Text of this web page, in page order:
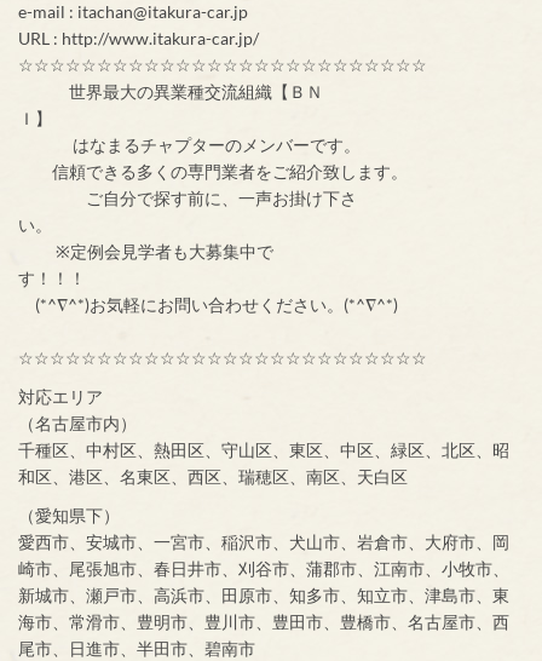
e-mail : itachan@itakura-car.jp
URL : http://www.itakura-car.jp/
☆☆☆☆☆☆☆☆☆☆☆☆☆☆☆☆☆☆☆☆☆☆☆☆☆☆
世界最大の異業種交流組織【ＢＮ
Ｉ】
はなまるチャプターのメンバーです。
信頼できる多くの専門業者をご紹介致します。
ご自分で探す前に、一声お掛け下さ
い。
※定例会見学者も大募集中で
す！！！
(*^∇^*)お気軽にお問い合わせください。(*^∇^*)
☆☆☆☆☆☆☆☆☆☆☆☆☆☆☆☆☆☆☆☆☆☆☆☆☆☆
対応エリア
（名古屋市内）
千種区、中村区、熱田区、守山区、東区、中区、緑区、北区、昭
和区、港区、名東区、西区、瑞穂区、南区、天白区
（愛知県下）
愛西市、安城市、一宮市、稲沢市、犬山市、岩倉市、大府市、岡
崎市、尾張旭市、春日井市、刈谷市、蒲郡市、江南市、小牧市、
新城市、瀬戸市、高浜市、田原市、知多市、知立市、津島市、東
海市、常滑市、豊明市、豊川市、豊田市、豊橋市、名古屋市、西
尾市、日進市、半田市、碧南市